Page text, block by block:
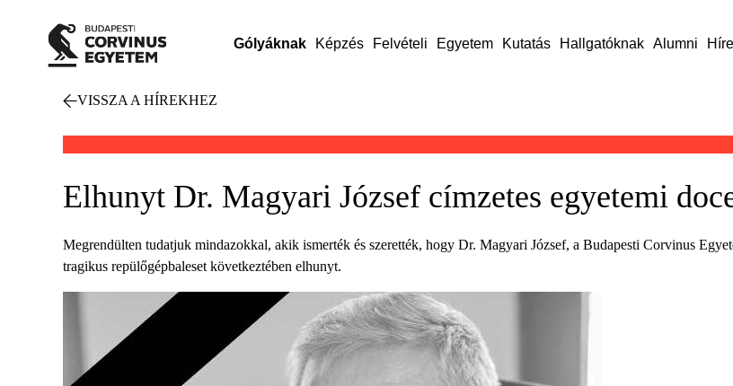
Gólyáknak Képzés Felvételi Egyetem Kutatás Hallgatóknak Alumni
VISSZA A HÍREKHEZ
Elhunyt Dr. Magyari József címzetes egyetemi
Megrendülten tudatjuk mindazokkal, akik ismerték és szerették, hogy Dr. Magyari József, a Budapesti Corvinus
tragikus repülőgépbaleset következtében elhunyt.